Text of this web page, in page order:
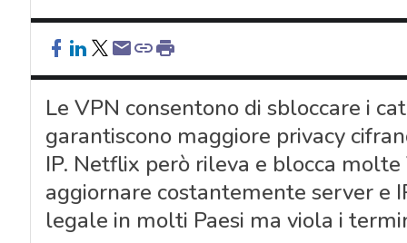
Le VPN consentono di sbloccare i
garantiscono maggiore privacy
IP. Netflix però rileva e blocca
aggiornare costantemente server e
legale in molti Paesi ma viola i